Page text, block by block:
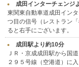
成田インターチェンジ
東関東自動車道成田イン
つ目の信号（レストラン
ると右手にございます。
成田駅より約10分
ＪＲ・京成成田駅から国
２９５号線（空港道）に